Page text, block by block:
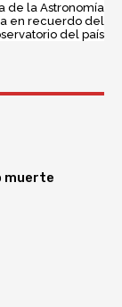
de la Astronomía
en recuerdo del
del país
muerte